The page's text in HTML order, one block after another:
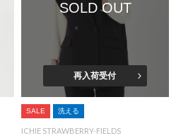
SOLD OUT
再入荷受付
SALE 洗える
ICHIE STRAWBERRY-FIELDS